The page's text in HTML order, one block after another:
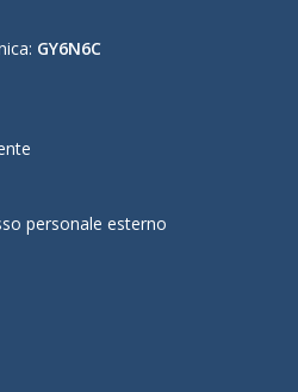
GY6N6C
personale esterno